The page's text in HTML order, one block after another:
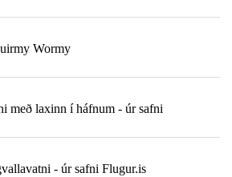
Wormy
með laxinn í háfnum - úr safni
- úr safni Flugur.is